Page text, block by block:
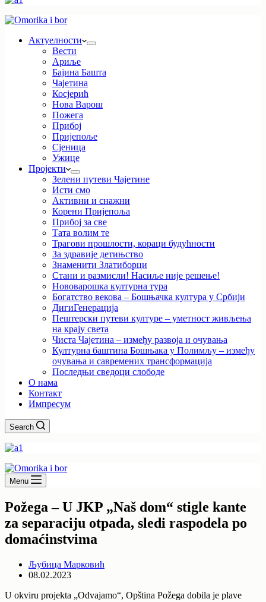
Актуелности
Вести
Ариље
Бајина Башта
Чајетина
Косјерић
Нова Варош
Пожега
Прибој
Пријепоље
Сјеница
Ужице
Пројекти
Зелени путеви Чајетине
Исти смо
Активни и снажни
Корени Пријепоља
Прибој за све
Тата волим те
Трагови прошлости, кораци будућности
За здравије детињство
Знаменити Златиборци
Стани и размисли! Насиље није решење!
Нововарошка културна тура
Богатство векова – Бошњачка култура у Србији
ДигиГенерација
Пештерски путеви културе – уметност живљења
на крају света
Чиста Чајетина – између развоја и очувања
Културна баштина Бошњака у Полимљу – између
очувања и савремених трансформација
Последњи сведоци слободе
О нама
Контакт
Импресум
Search
Menu
Požega – U JKP „Naš dom“ stigle kante
za separaciju otpada, sledi raspodela po
domaćinstvima
Љубица Марковић
08.02.2023
U okviru projekta „Odvajamo“, Opština Požega dobila je plave